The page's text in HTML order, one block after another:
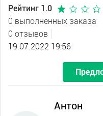
Рейтинг 1.0
0 выполненных заказа
0 отзывов
19.07.2022 19:56
Антон